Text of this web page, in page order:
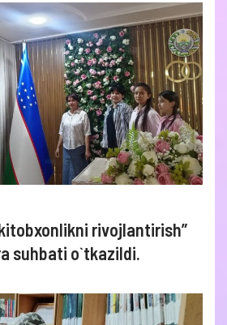
rivojlantirish”
suhbati o`tkazildi.